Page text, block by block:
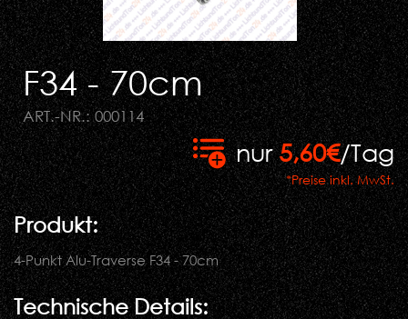
F34 - 70cm
ART.-NR.: 000114
nur5,60€/Tag
*Preise inkl. MwSt.
Produkt:
4-Punkt Alu-Traverse F34 - 70cm
Technische Details: